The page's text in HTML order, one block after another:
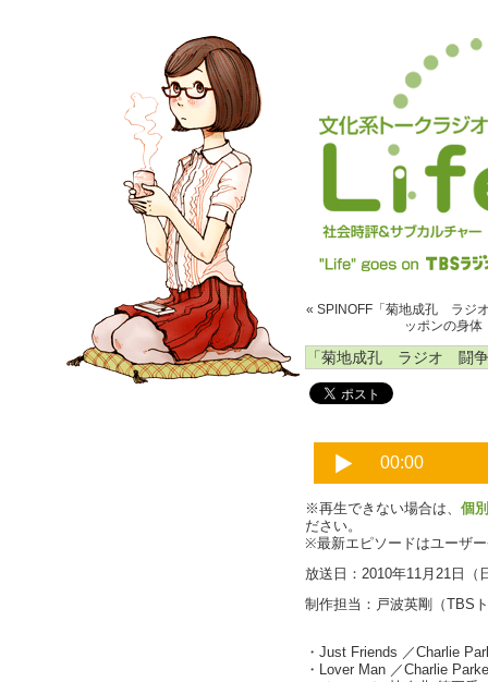
« SPINOFF「菊地成孔 ラジ
ッポンの身体
「菊地成孔 ラジオ 闘
※再生できない場合は、 個
ださい。
※最新エピソードはユーザ
放送日：2010年11月21日（
制作担当：戸波英剛（TBS
・Just Friends ／Charlie
・Lover Man ／Charlie